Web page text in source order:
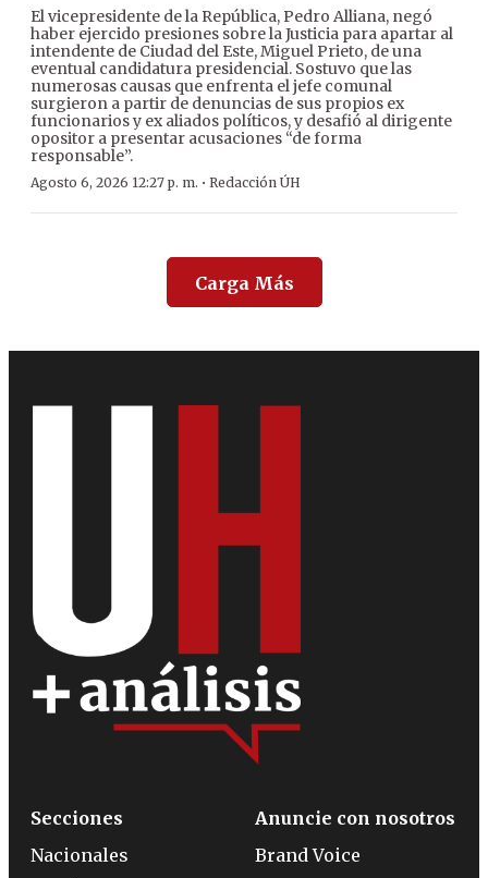
El vicepresidente de la República, Pedro Alliana, negó
haber ejercido presiones sobre la Justicia para apartar al
intendente de Ciudad del Este, Miguel Prieto, de una
eventual candidatura presidencial. Sostuvo que las
numerosas causas que enfrenta el jefe comunal
surgieron a partir de denuncias de sus propios ex
funcionarios y ex aliados políticos, y desafió al dirigente
opositor a presentar acusaciones “de forma
responsable”.
Agosto 6, 2026 12:27 p. m. · Redacción ÚH
Carga Más
Secciones
Nacionales
Anuncie con nosotros
Brand Voice